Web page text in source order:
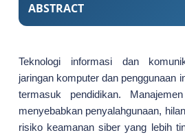
ABSTRACT
Teknologi informasi dan
jaringan komputer dan penggunaan
termasuk pendidikan.
menyebabkan penyalahgunaan,
risiko keamanan siber yang lebih